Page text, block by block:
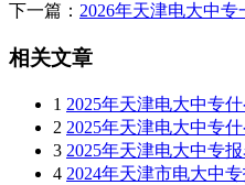
下一篇： 2026年天津电大中
相关文章
1 2025年天津电大中专
2 2025年天津电大中专
3 2025年天津电大中专
4 2024年天津市电大中